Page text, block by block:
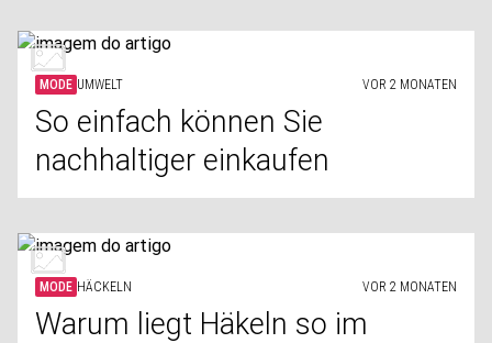
MODE UMWELT VOR 2 MONATEN
So einfach können Sie
nachhaltiger einkaufen
MODE HÄCKELN VOR 2 MONATEN
Warum liegt Häkeln so im